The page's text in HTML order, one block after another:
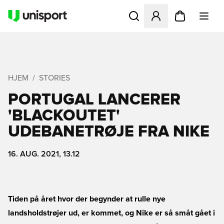
Åbner en Modal til at
HJEM STORIES
PORTUGAL LANCERER
'BLACKOUTET'
UDEBANETRØJE FRA NIKE
16. AUG. 2021, 13.12
Tiden på året hvor der begynder at rulle nye
landsholdstrøjer ud, er kommet, og Nike er så småt gået i